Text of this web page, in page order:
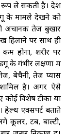
रूप ले सकती है। देश
के मामले देखने को
अचानक तेज बुखार
पर साथ ही
होना, शरीर पर
के गंभीर लक्षणों में
बेचैनी, तेज प्यास
है। अगर ऐसे
विशेष टीका या
हेल्थ एक्सपर्ट बताते
कूलर, टब, बाल्टी,